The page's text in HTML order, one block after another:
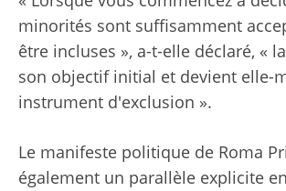
minorités sont suffisamment
être incluses », a-t-elle déclaré, «
son objectif initial et devient elle-
instrument d'exclusion ».
Le manifeste politique de Roma
également un parallèle explicite